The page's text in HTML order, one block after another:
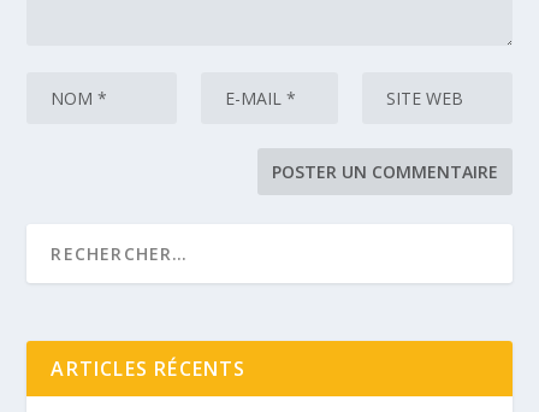
ARTICLES RÉCENTS